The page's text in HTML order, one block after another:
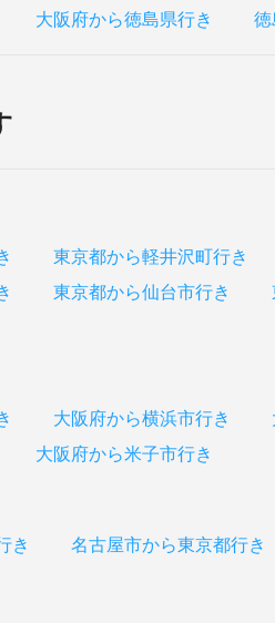
大阪府から徳島県行き
東京都から軽井沢町行き
東京都から仙台市行き
大阪府から横浜市行き
大阪府から米子市行き
き 名古屋市から東京都行き